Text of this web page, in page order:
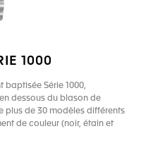
1000
baptisée Série 1000,
dessous du blason de
plus de 30 modèles différents
de couleur (noir, étain et